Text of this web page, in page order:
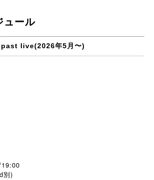
ュール
past live(2026年5月〜)
別)